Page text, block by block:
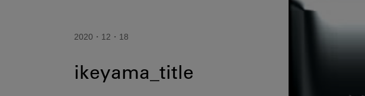
2020・12・18
ikeyama_title